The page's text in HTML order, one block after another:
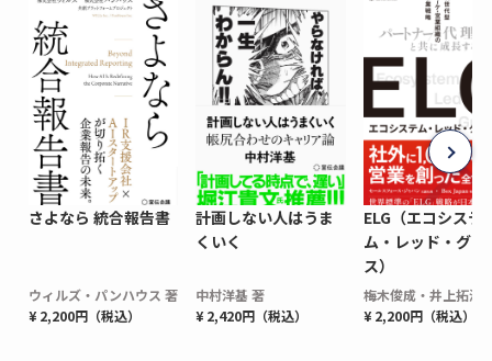
さよなら 統合報告書
ウィルズ・パンハウス 著
¥ 2,200円（税込）
計画しない人はうま
くいく
中村洋基 著
¥ 2,420円（税込）
ELG（エコシステ
ム・レッド・グロ
ス）
梅木俊成・井上拓海
¥ 2,200円（税込）